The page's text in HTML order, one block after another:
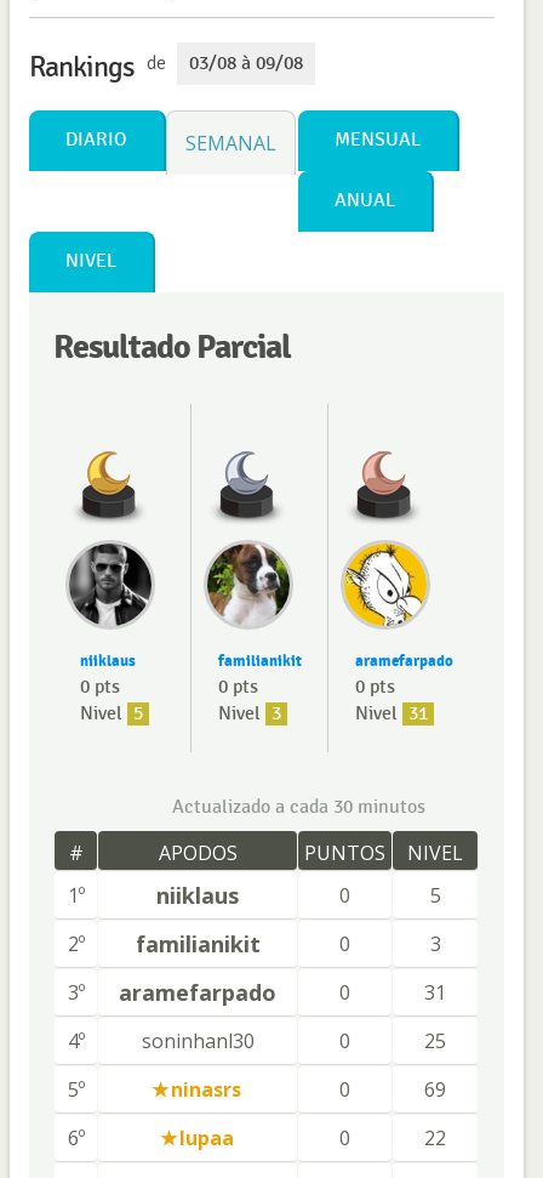
Rankings de 03/08 à 09/08
DIARIO SEMANAL MENSUAL
ANUAL
NIVEL
Resultado Parcial
niiklaus
0 pts
Nivel 5
familianikit
0 pts
Nivel 3
aramefarpado
0 pts
Nivel 31
Actualizado a cada 30 minutos
# APODOS PUNTOS
NIVEL
1º
niiklaus 0
5
2º
familianikit 0
3
3º
aramefarpado 0
31
4º
soninhanl30 0
25
5º
ninasrs 0
69
6º
lupaa 0
22